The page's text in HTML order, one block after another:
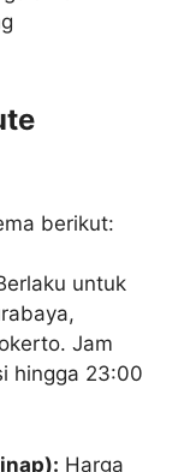
berikut:
untuk
Jam
hingga 23:00
Harga